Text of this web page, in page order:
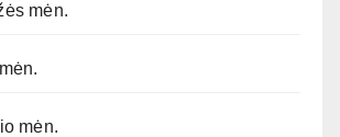
mėn.
mėn.